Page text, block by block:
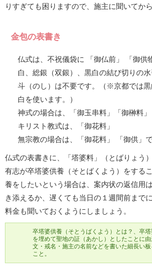
りすぎても困りますので、施主に聞いてか
金包の表書き
仏式は、不祝儀袋に 「御仏前」 「御供
白、総銀（双銀）、黒白の結び切りの
斗（のし）は不要です。（※京都では
白を使います。）
神式の場合は、「御玉串料」「御榊料」
キリスト教式は、「御花料」
無宗教の場合は、「御花料」 「御供」で
仏式の表書きに、「塔婆料」（とばりょう
有志が卒塔婆供養（そとばくよう）をする
養をしたいという場合は、案内状の返信用
き添えるか、遅くても当日の１週間前まで
料金も聞いておくようにしましょう。
卒塔婆供養（そとうばくよう）とは？、卒
を埋めて聖地の証（あかし）としたことに
文・戒名・施主の名前などを書いた細長い
こと。